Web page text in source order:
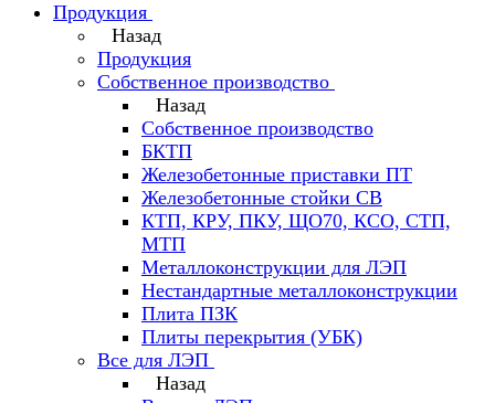
Продукция
Назад
Продукция
Собственное производство
Назад
Собственное производство
БКТП
Железобетонные приставки ПТ
Железобетонные стойки СВ
КТП, КРУ, ПКУ, ЩО70, КСО, СТП,
МТП
Металлоконструкции для ЛЭП
Нестандартные металлоконструкции
Плита ПЗК
Плиты перекрытия (УБК)
Все для ЛЭП
Назад